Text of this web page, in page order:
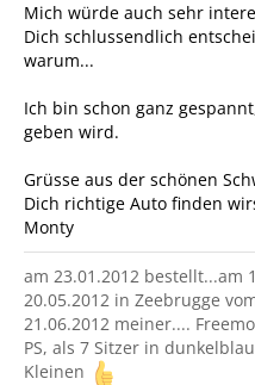
Mich würde auch sehr
Dich schlussendlich
warum...
Ich bin schon ganz
geben wird.
Grüsse aus der schönen
Dich richtige Auto finden
Monty
am 23.01.2012 bestellt...am
20.05.2012 in Zeebrugge
21.06.2012 meiner....
PS, als 7 Sitzer in
Kleinen